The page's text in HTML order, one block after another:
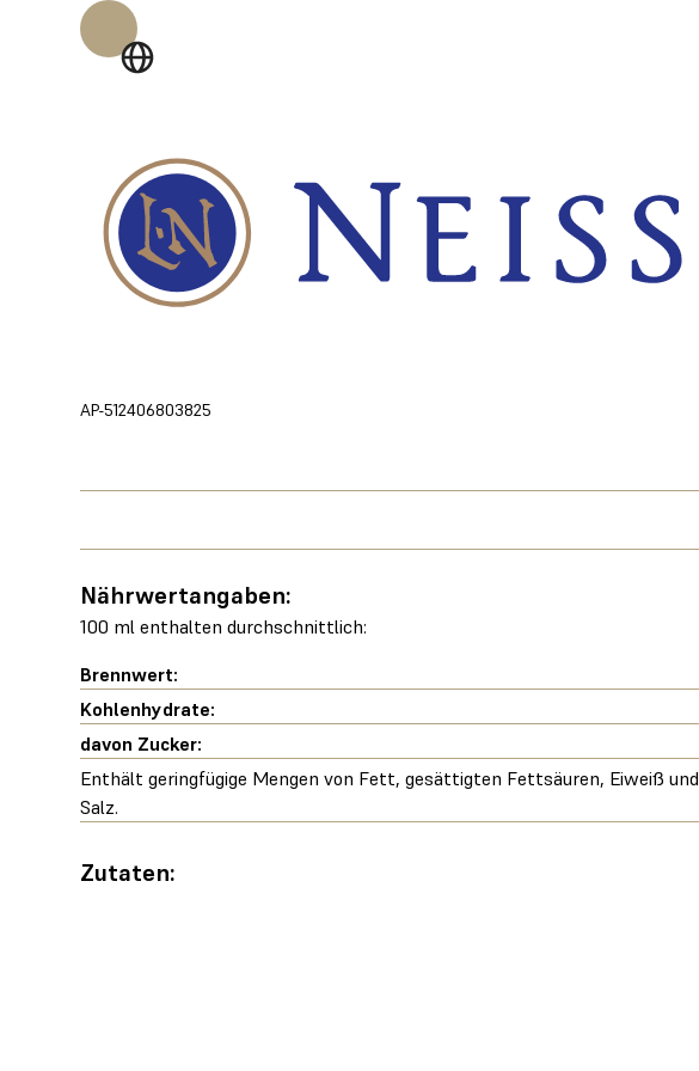
AP-512406803825
Nährwertangaben:
100 ml enthalten durchschnittlich:
Brennwert:
Kohlenhydrate:
davon Zucker:
Enthält geringfügige Mengen von Fett, gesättigten Fettsäuren, Eiweiß und
Salz.
Zutaten: